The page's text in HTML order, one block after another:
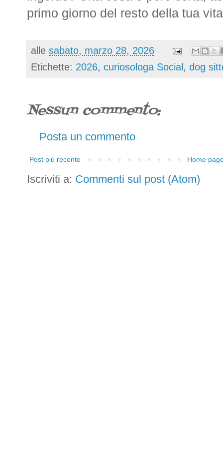
primo giorno del resto della tua
alle sabato, marzo 28, 2026
Etichette: 2026, curiosologa Social , dog
Nessun commento:
Posta un commento
Post più recente Home
Iscriviti a: Commenti sul post (Atom)